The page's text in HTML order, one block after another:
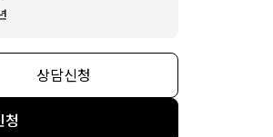
상담신청
청